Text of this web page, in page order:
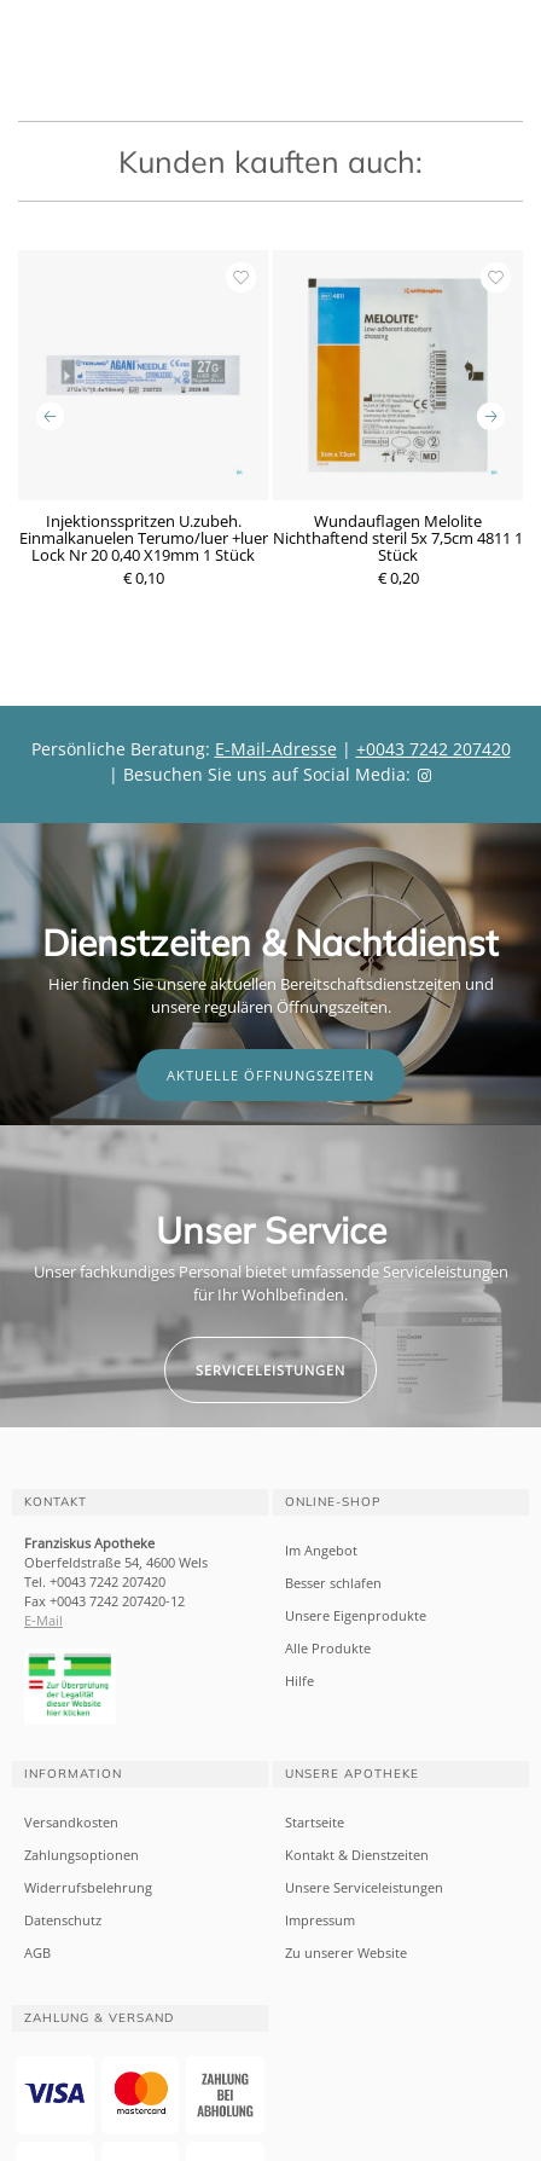
Kunden kauften auch:
Injektionsspritzen U.zubeh.
Einmalkanuelen Terumo/luer +luer
Lock Nr 20 0,40 X19mm 1 Stück
€ 0,10
Wundauflagen Melolite
Nichthaftend steril 5x 7,5cm 4811 1
Stück
€ 0,20
Persönliche Beratung: E-Mail-Adresse | +0043 7242 207420
| Besuchen Sie uns auf Social Media:
Dienstzeiten & Nachtdienst
Hier finden Sie unsere aktuellen Bereitschaftsdienstzeiten und
unsere regulären Öffnungszeiten.
AKTUELLE ÖFFNUNGSZEITEN
Unser Service
Unser fachkundiges Personal bietet umfassende Serviceleistungen
für Ihr Wohlbefinden.
SERVICELEISTUNGEN
KONTAKT
Franziskus Apotheke
Oberfeldstraße 54, 4600 Wels
Tel. +0043 7242 207420
Fax +0043 7242 207420-12
E-Mail
ONLINE-SHOP
Im Angebot
Besser schlafen
Unsere Eigenprodukte
Alle Produkte
Hilfe
INFORMATION
Versandkosten
Zahlungsoptionen
Widerrufsbelehrung
Datenschutz
AGB
UNSERE APOTHEKE
Startseite
Kontakt & Dienstzeiten
Unsere Serviceleistungen
Impressum
Zu unserer Website
ZAHLUNG & VERSAND